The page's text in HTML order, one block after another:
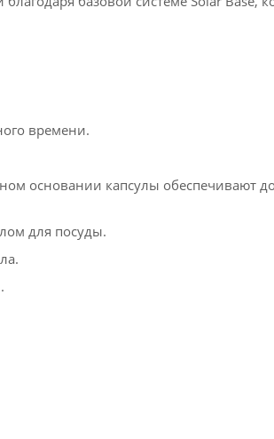
времени.
основании капсулы обеспечивают
для посуды.